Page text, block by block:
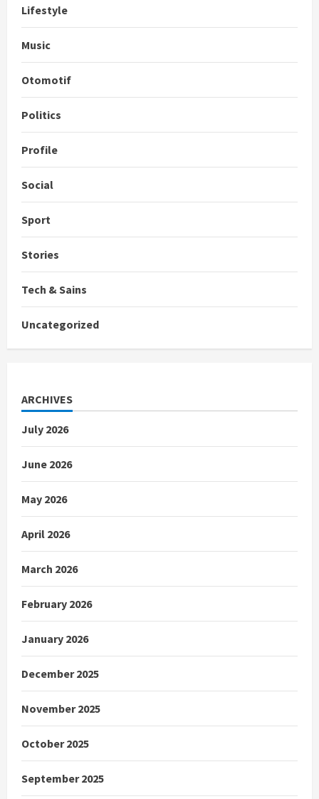
Lifestyle
Music
Otomotif
Politics
Profile
Social
Sport
Stories
Tech & Sains
Uncategorized
ARCHIVES
July 2026
June 2026
May 2026
April 2026
March 2026
February 2026
January 2026
December 2025
November 2025
October 2025
September 2025